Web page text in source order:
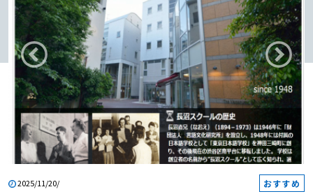
2025/11/20/ おすすめ